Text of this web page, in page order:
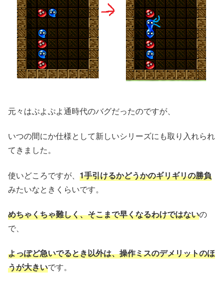
元々はぷよぷよ通時代のバグだったのですが、
いつの間にか仕様として新しいシリーズにも取り入れられ
てきました。
使いどころですが、 1手引けるかどうかのギリギリの勝負
みたいなときくらいです。
めちゃくちゃ難しく、そこまで早くなるわけではないの
で、
よっぽど急いでるとき以外は、操作ミスのデメリットのほ
うが大きいです。